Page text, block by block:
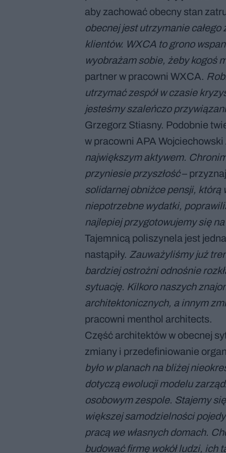
aby zachować obecny stan
obecnej jest utrzymanie
klientów. WXCA to grono
wyobrażam sobie, żeby kogoś
partner w pracowni WXCA.
utrzymać zespół w czasie
jesteśmy szaleńczo
Grzegorz Stiasny. Podobnie
w pracowni APA
największym aktywem.
przyniesie przyszłość–
solidarnej obniżce pensji,
niepotrzebne wydatki,
najlepiej przygotowujemy się
Tajemnicą poliszynela jest
nastąpiły. Zauważyliśmy już
bardziej ostrożni odnośnie
sytuację. Kilkoro naszych
architektonicznych, a innym
pracowni menthol architects.
Część architektów w obecnej
zmiany i przedefiniowanie
było w planach na bliżej
dotyczą ewolucji modelu
osobowym zespole. Stajemy
większej samodzielności
pracą we własnych domach.
budować firmę wokół ludzi, ich